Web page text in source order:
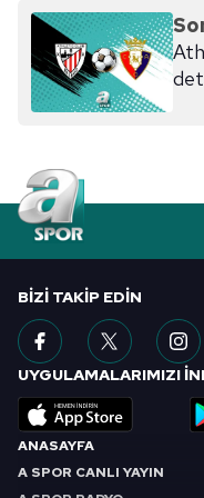
ANASAYFA
A SPOR CANLI YAYIN
BIZI TAKIP EDIN
UYGULAMALARIMIZI